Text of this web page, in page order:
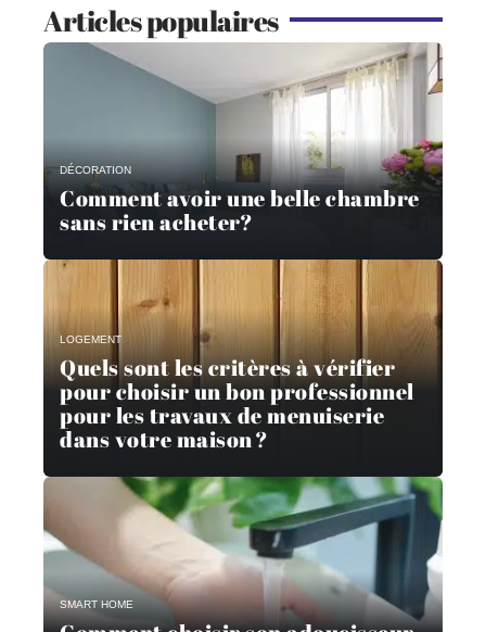
Articles populaires
DÉCORATION
Comment avoir une belle chambre
sans rien acheter?
LOGEMENT
Quels sont les critères à vérifier
pour choisir un bon professionnel
pour les travaux de menuiserie
dans votre maison ?
SMART HOME